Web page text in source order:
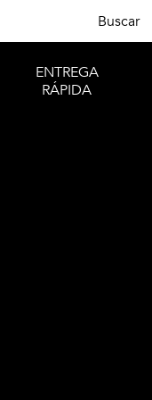
Buscar
ENTREGA
RÁPIDA